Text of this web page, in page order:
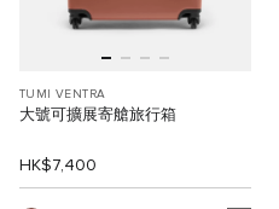
TUMI VENTRA
大號可擴展寄艙旅行箱
HK$7,400